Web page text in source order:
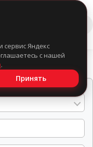
L150
сервис Яндекс
с нашей
.
Принять